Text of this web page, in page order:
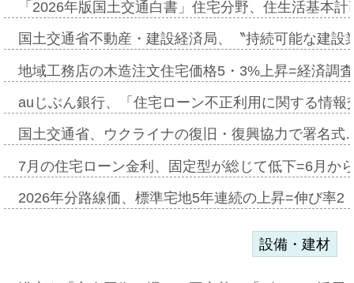
「2026年版国土交通白書」住宅分野、住生活基本
国土交通省不動産・建設経済局、〝持続可能な建
地域工務店の木造注文住宅価格5・3%上昇=経済調
auじぶん銀行、「住宅ローン不正利用に関する情
国土交通省、ウクライナの復旧・復興協力で署名
7月の住宅ローン金利、固定型が総じて低下=6月か
2026年分路線価、標準宅地5年連続の上昇=伸び率
設備・建材